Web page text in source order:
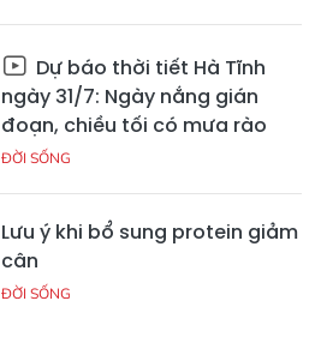
Dự báo thời tiết Hà Tĩnh
ngày 31/7: Ngày nắng gián
đoạn, chiều tối có mưa rào
ĐỜI SỐNG
Lưu ý khi bổ sung protein giảm
cân
ĐỜI SỐNG